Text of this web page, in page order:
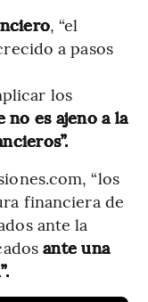
, “el
a pasos
los
no es ajeno a la
“los
financiera de
ante la
ante una